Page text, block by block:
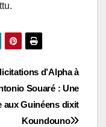
d’Alpha à
Souaré : Une
aux Guinéens dixit
Koundouno